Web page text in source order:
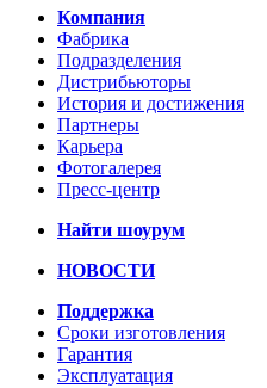
Компания
Фабрика
Подразделения
Дистрибьюторы
История и достижения
Партнеры
Карьера
Фотогалерея
Пресс-центр
Найти шоурум
НОВОСТИ
Поддержка
Сроки изготовления
Гарантия
Эксплуатация